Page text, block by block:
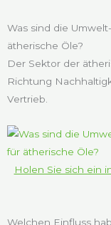
Was sind die
ätherische Öle?
Der Sektor der
Richtung
Vertrieb.
Holen Sie sich ein
Welchen Einfluss